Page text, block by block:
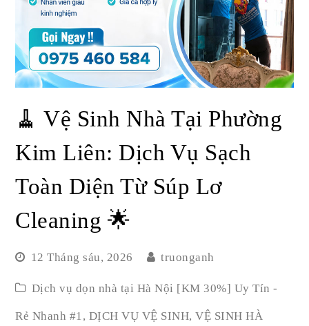
🧹 Vệ Sinh Nhà Tại Phường
Kim Liên: Dịch Vụ Sạch
Toàn Diện Từ Súp Lơ
Cleaning 🌟
12 Tháng sáu, 2026 truonganh
Dịch vụ dọn nhà tại Hà Nội [KM 30%] Uy Tín -
Rẻ Nhanh #1, DỊCH VỤ VỆ SINH,VỆ SINH HÀ